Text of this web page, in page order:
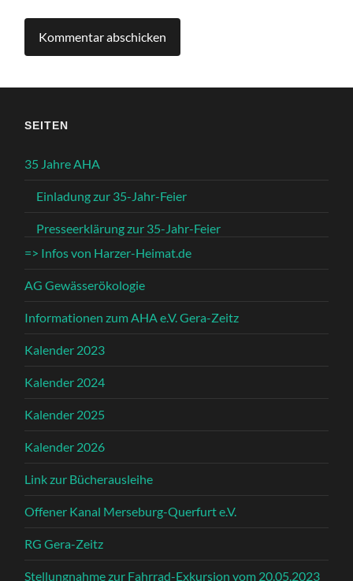
SEITEN
35 Jahre AHA
Einladung zur 35-Jahr-Feier
Presseerklärung zur 35-Jahr-Feier
=> Infos von Harzer-Heimat.de
AG Gewässerökologie
Informationen zum AHA e.V. Gera-Zeitz
Kalender 2023
Kalender 2024
Kalender 2025
Kalender 2026
Link zur Bücherausleihe
Offener Kanal Merseburg-Querfurt e.V.
RG Gera-Zeitz
Stellungnahme zur Fahrrad-Exkursion vom 20.05.2023